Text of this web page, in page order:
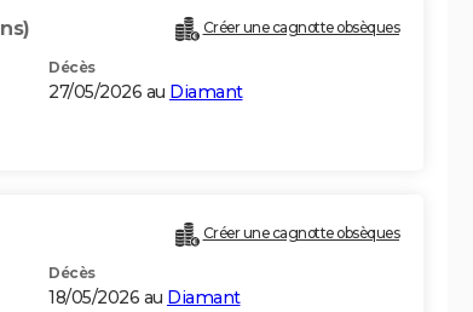
Créer une cagnotte obsèques
Décès
27/05/2026 au Diamant
Créer une cagnotte obsèques
Décès
18/05/2026 au Diamant